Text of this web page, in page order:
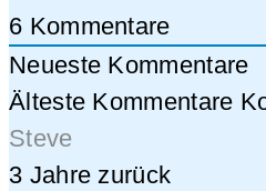
6 Kommentare
Neueste Kommentare
Älteste Kommentare
Steve
3 Jahre zurück